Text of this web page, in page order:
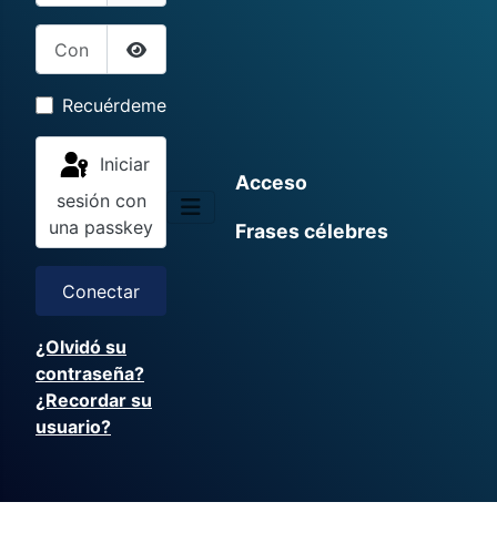
Mostrar contraseña
Recuérdeme
sesión con
una passkey
Conectar
¿Olvidó su
contraseña?
¿Recordar su
usuario?
Acceso
Frases célebres